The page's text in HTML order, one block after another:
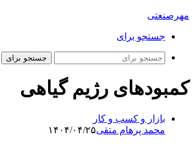
مهرصنعتی
جستجو برای
جستجو برای
کمبودهای رژیم گیاهی
بازار و کسب و کار
محمد پرهام متقی۱۴۰۴/۰۴/۲۵